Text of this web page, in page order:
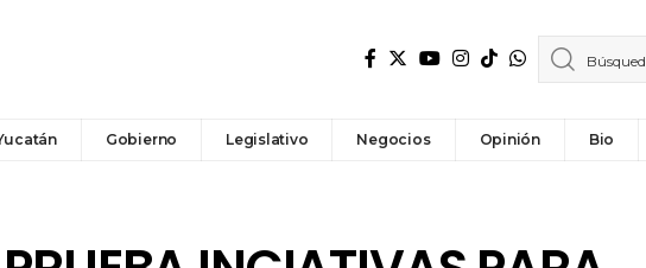
Gobierno Legislativo Negocios Opinión Bio